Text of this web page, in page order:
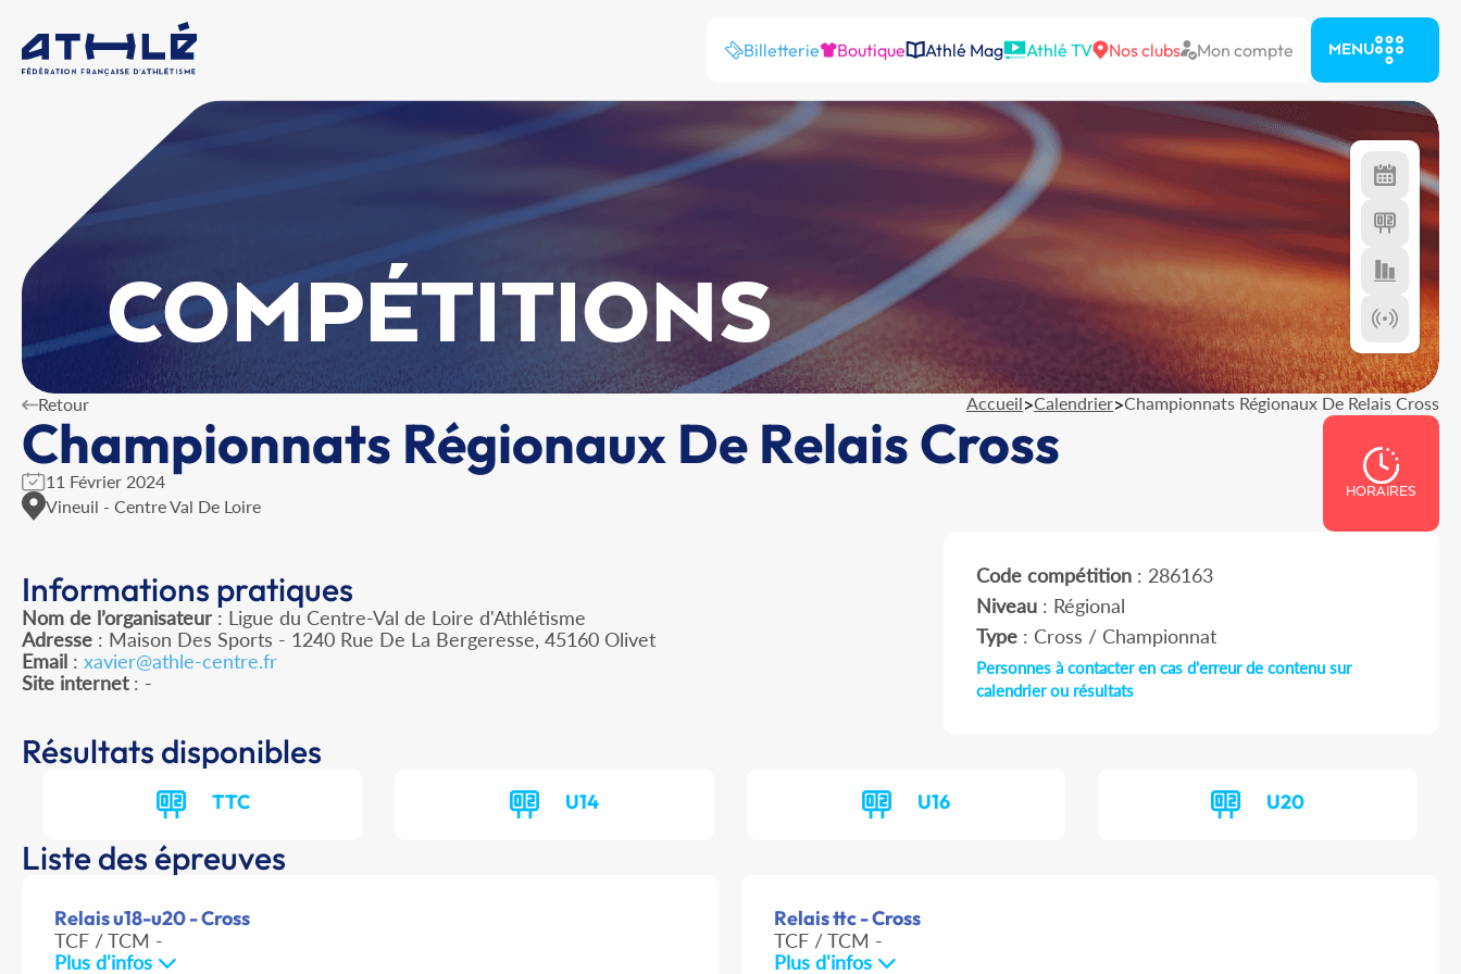
Billetterie Boutique Athlé Mag Athlé TV Nos clubs Mon compte MENU
COMPÉTITIONS
Retour Accueil>Calendrier>Championnats Régionaux De Relais Cross
Championnats Régionaux De Relais Cross
11 Février 2024
Vineuil - Centre Val De Loire
HORAIRES
Informations pratiques
Nom de l’organisateur : Ligue du Centre-Val de Loire d'Athlétisme
Adresse : Maison Des Sports - 1240 Rue De La Bergeresse, 45160 Olivet
Email : xavier@athle-centre.fr
Site internet: -
Code compétition: 286163
Niveau: Régional
Type: Cross / Championnat
Personnes à contacter en cas d'erreur de contenu sur
calendrier ou résultats
Résultats disponibles
TTC U14 U16 U20
Liste des épreuves
Relais u18-u20 - Cross
TCF / TCM -
Plus d'infos
Relais ttc - Cross
TCF / TCM -
Plus d'infos